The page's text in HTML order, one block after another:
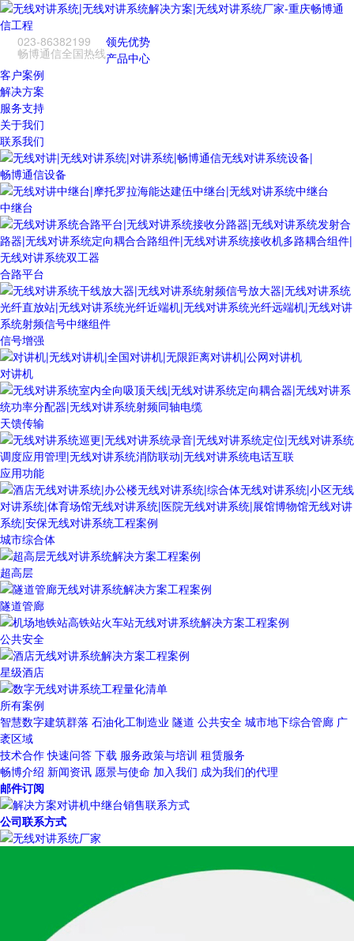
023-86382199
畅博通信全国热线
领先优势
产品中心
客户案例
解决方案
服务支持
关于我们
联系我们
畅博通信设备
中继台
合路平台
信号增强
对讲机
天馈传输
应用功能
城市综合体
超高层
隧道管廊
公共安全
星级酒店
所有案例
智慧数字建筑群落 石油化工制造业 隧道 公共安全 城市地下综合管廊 广
袤区域
技术合作 快速问答 下载 服务政策与培训 租赁服务
畅博介绍 新闻资讯 愿景与使命 加入我们 成为我们的代理
邮件订阅
公司联系方式